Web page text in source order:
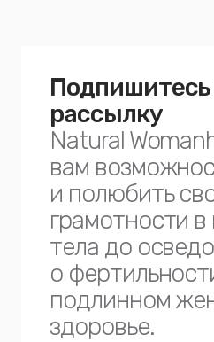
рассылку
Natural
вам
и полюбить
грамотности
тела до
о
подлинном
здоровье.